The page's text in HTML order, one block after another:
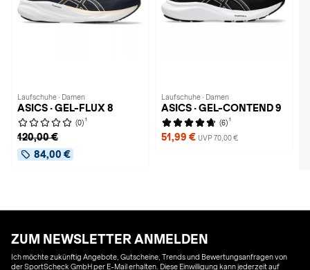
Laufschuhe · Damen
ASICS · GEL-FLUX 8
(0) 1
120,00 €
84,00 €
Laufschuhe · Damen
ASICS · GEL-CONTEND 9
(6) 1
51,99 € UVP 70,00 €
ZUM NEWSLETTER ANMELDEN
Ich möchte zukünftig Angebote, Gutscheine, Trends und Bewertungsanfragen von
der SportScheck GmbH per E-Mail erhalten. Diese Einwilligung kann jederzeit auf